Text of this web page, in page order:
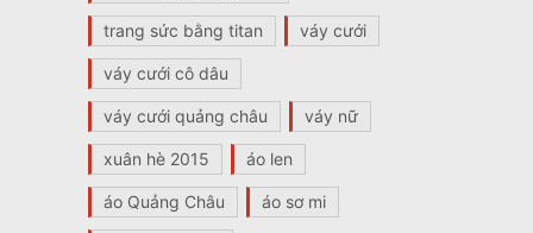
trang sức bằng titan váy cưới
váy cưới cô dâu
váy cưới quảng châu váy nữ
xuân hè 2015 áo len
áo Quảng Châu áo sơ mi